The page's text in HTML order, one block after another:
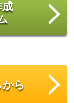
成
ら